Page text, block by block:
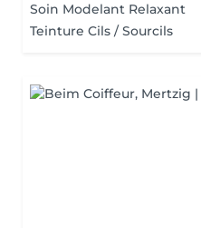
Soin Modelant Relaxant
Teinture Cils / Sourcils